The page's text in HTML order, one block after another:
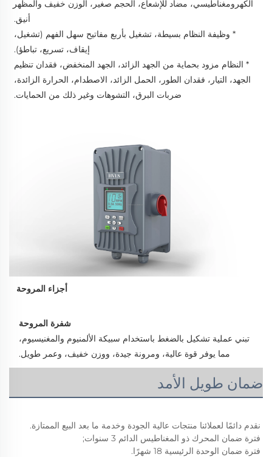
أنيق.
إيقاف، تسريع، تباطؤ).
ضربات البرق، التشوهات وغير ذلك من الحمايات.
أجزاء المروحة
شفرة المروحة
مما يوفر قوة عالية، ومرونة جيدة، ووزن خفيف، وعمر طويل.
ضمان طويل الأمد
نقدم دائمًا لعملائنا منتجات عالية الجودة وخدمة ما بعد البيع الممتازة.
فترة ضمان المحرك ذو المغناطيس الدائم 3 سنوات;
فترة ضمان الوحدة الرئيسية 18 شهرًا.